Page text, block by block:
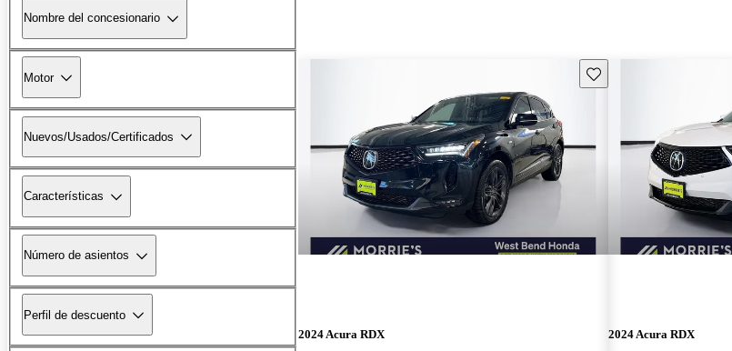
Nombre del concesionario
Motor
Nuevos/Usados/Certificados
Características
Número de asientos
Perfil de descuento
Guarda este Aviso
2024 Acura RDX 2024 Acura RDX